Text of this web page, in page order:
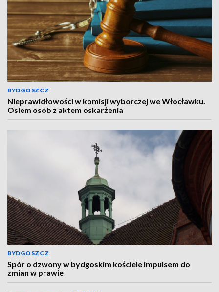
BYDGOSZCZ
Nieprawidłowości w komisji wyborczej we Włocławku.
Osiem osób z aktem oskarżenia
BYDGOSZCZ
Spór o dzwony w bydgoskim kościele impulsem do
zmian w prawie